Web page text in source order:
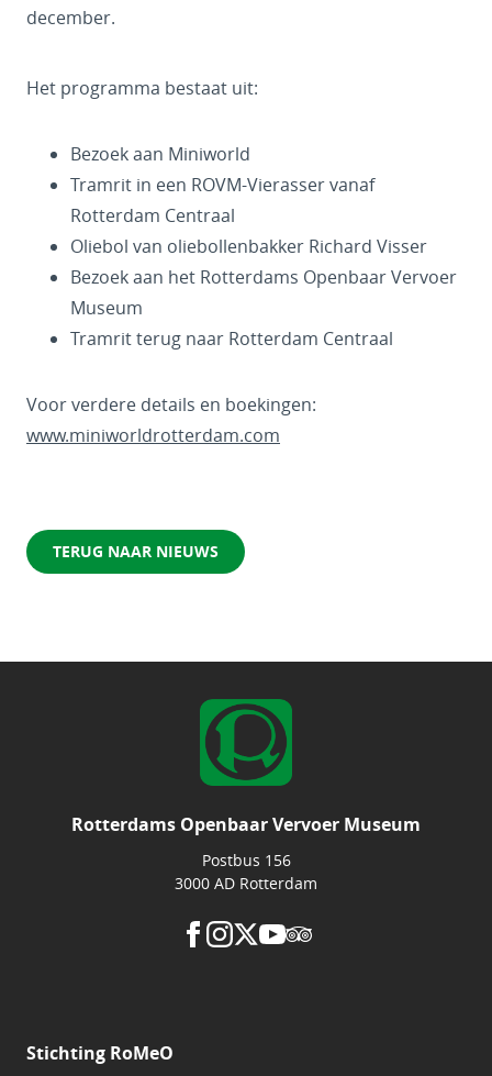
december.
Het programma bestaat uit:
Bezoek aan Miniworld
Tramrit in een ROVM-Vierasser vanaf
Rotterdam Centraal
Oliebol van oliebollenbakker Richard Visser
Bezoek aan het Rotterdams Openbaar Vervoer
Museum
Tramrit terug naar Rotterdam Centraal
Voor verdere details en boekingen:
www.miniworldrotterdam.com
TERUG NAAR NIEUWS
Rotterdams Openbaar Vervoer Museum
Postbus 156
3000 AD Rotterdam
Stichting RoMeO